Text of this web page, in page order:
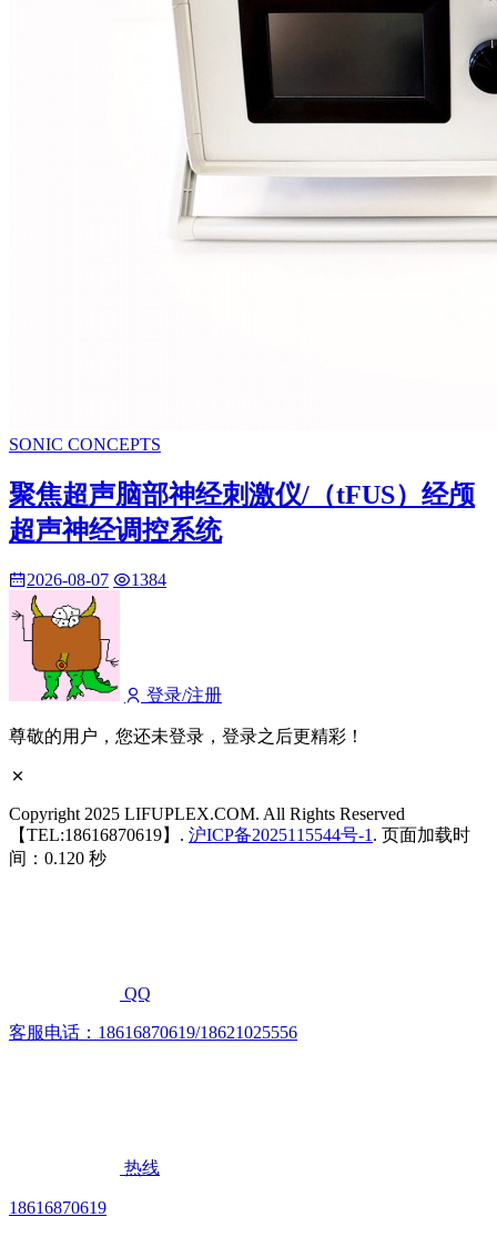
SONIC CONCEPTS
聚焦超声脑部神经刺激仪/（tFUS）经颅
超声神经调控系统
2026-08-07 1384
登录/注册
尊敬的用户，您还未登录，登录之后更精彩！
Copyright 2025 LIFUPLEX.COM. All Rights Reserved
【TEL:18616870619】. 沪ICP备2025115544号-1 . 页面加载时
间：0.120 秒
QQ
客服电话：18616870619/18621025556
热线
18616870619